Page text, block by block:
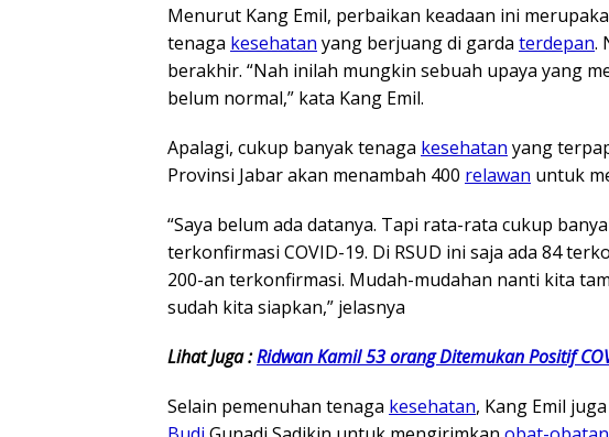
Menurut Kang Emil, perbaikan keadaan ini
tenaga kesehatan yang berjuang di garda terdepan.
berakhir. “Nah inilah mungkin sebuah upaya yang
belum normal,” kata Kang Emil.
Apalagi, cukup banyak tenaga kesehatan yang
Provinsi Jabar akan menambah 400 relawan untuk
“Saya belum ada datanya. Tapi rata-rata cukup
terkonfirmasi COVID-19. Di RSUD ini saja ada 84
200-an terkonfirmasi. Mudah-mudahan nanti kita
sudah kita siapkan,” jelasnya
Lihat Juga :Ridwan Kamil 53 orang Ditemukan Positif
Selain pemenuhan tenaga kesehatan, Kang Emil